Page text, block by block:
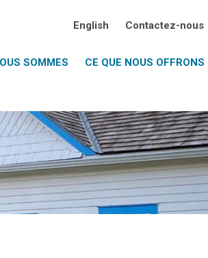
English Contactez-nous
SOMMES CE QUE NOUS OFFRONS